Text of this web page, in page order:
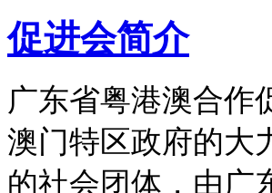
促进会简介
广东省粤港澳合作
澳门特区政府的大
的社会团体，由广